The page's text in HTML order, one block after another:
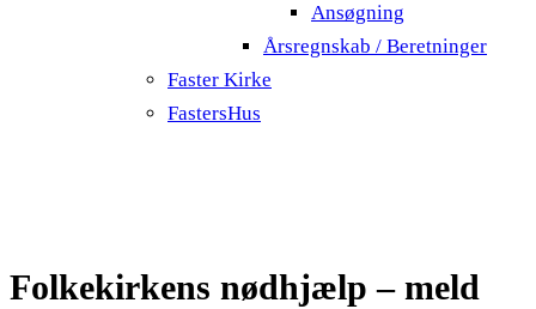
Ansøgning
Årsregnskab / Beretninger
Faster Kirke
FastersHus
Folkekirkens nødhjælp – meld